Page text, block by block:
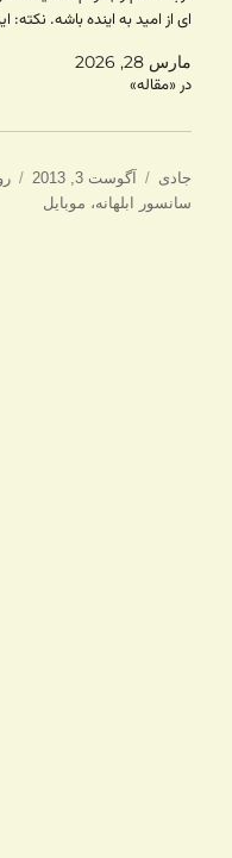
ای از امید به اینده باشه. نکته:
مارس 28, 2026
در «مقاله»
نویسنده
جادی
ارسال
شده
آگوست 3, 2013
سانسور ابلهانه، موبایل